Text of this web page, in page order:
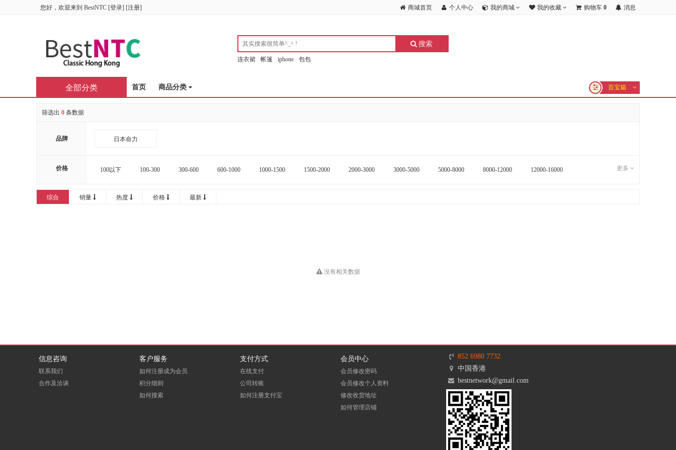
您好，欢迎来到 BestNTC [登录] [注册] 商城首页 个人中心 我的商城 我的收藏 购物车 0 消息
搜索
连衣裙 帐篷 iphone 包包
首页 商品分类 百宝箱
全部分类
筛选出 0 条数据
品牌 日本命力
价格 100以下 100-300 300-600 600-1000 1000-1500 1500-2000 2000-3000 3000-5000 5000-8000 8000-12000 12000-16000 更多
综合 销量 热度 价格 最新
没有相关数据
信息咨询
联系我们
合作及洽谈
客户服务
如何注册成为会员
积分细则
如何搜索
支付方式
在线支付
公司转账
如何注册支付宝
会员中心
会员修改密码
会员修改个人资料
修改收货地址
如何管理店铺
852 6980 7732
中国香港
bestnetwork@gmail.com